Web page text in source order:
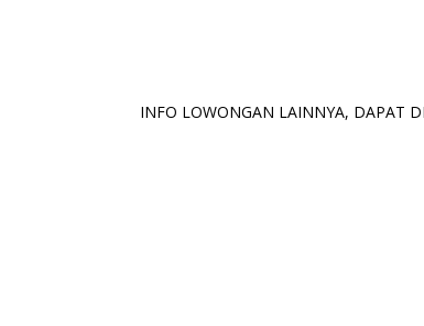
INFO LOWONGAN LAINNYA, DAPAT